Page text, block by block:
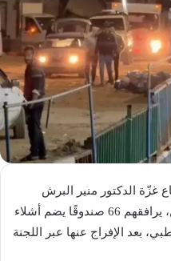
غزّة الدكتور منير البرش
وصول 54 جثمانًا لشهداء فلسطينيين، يرافقهم 66 صندوقًا يضم أشلاء
بعد الإفراج عنها عبر اللجنة